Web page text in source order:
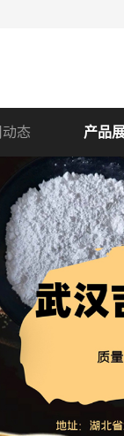
态 产品